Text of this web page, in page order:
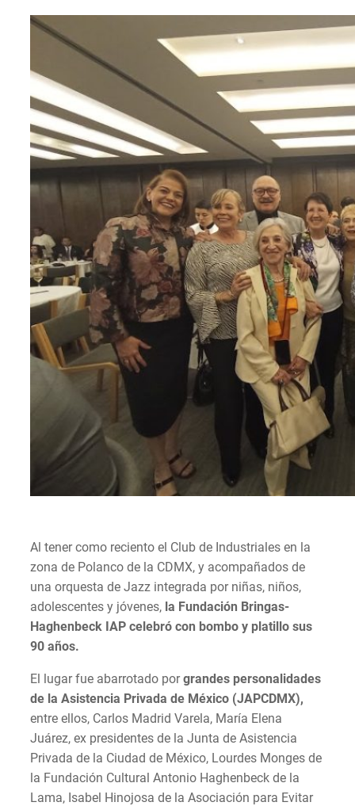
Al tener como reciento el Club de Industriales en la
zona de Polanco de la CDMX, y acompañados de
una orquesta de Jazz integrada por niñas, niños,
adolescentes y jóvenes, la Fundación Bringas-
Haghenbeck IAP celebró con bombo y platillo sus
90 años.
El lugar fue abarrotado porgrandes personalidades
de la Asistencia Privada de México (JAPCDMX),
entre ellos, Carlos Madrid Varela, María Elena
Juárez, ex presidentes de la Junta de Asistencia
Privada de la Ciudad de México, Lourdes Monges de
la Fundación Cultural Antonio Haghenbeck de la
Lama, Isabel Hinojosa de la Asociación para Evitar